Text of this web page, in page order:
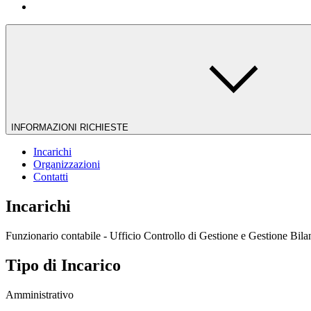
INFORMAZIONI RICHIESTE
Incarichi
Organizzazioni
Contatti
Incarichi
Funzionario contabile - Ufficio Controllo di Gestione e Gestione
Tipo di Incarico
Amministrativo